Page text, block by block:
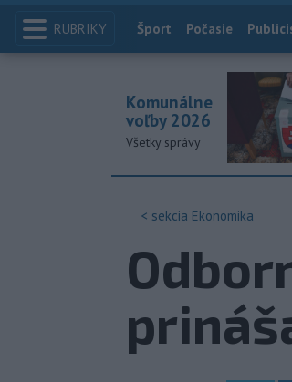
RUBRIKY Index
Šport Počasie
Komunálne
voľby 2026
Všetky správy
< sekcia Ekonomika